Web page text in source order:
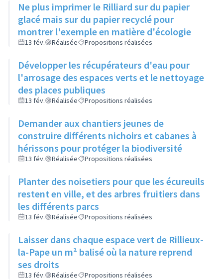
Ne plus imprimer le Rilliard sur du papier
glacé mais sur du papier recyclé pour
montrer l'exemple en matière d'écologie
13 fév. Réalisée Propositions réalisées
Développer les récupérateurs d'eau pour
l'arrosage des espaces verts et le nettoyage
des places publiques
13 fév. Réalisée Propositions réalisées
Demander aux chantiers jeunes de
construire différents nichoirs et cabanes à
hérissons pour protéger la biodiversité
13 fév. Réalisée Propositions réalisées
Planter des noisetiers pour que les écureuils
restent en ville, et des arbres fruitiers dans
les différents parcs
13 fév. Réalisée Propositions réalisées
Laisser dans chaque espace vert de Rillieux-
la-Pape un m² balisé où la nature reprend
ses droits
13 fév. Réalisée Propositions réalisées